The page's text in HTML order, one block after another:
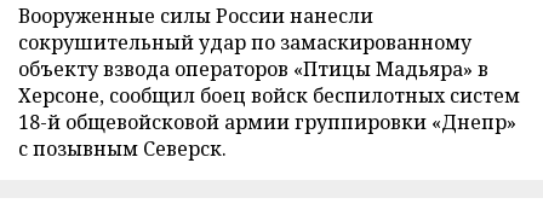
Вооруженные силы России нанесли
сокрушительный удар по замаскированному
объекту взвода операторов «Птицы Мадьяра» в
Херсоне, сообщил боец войск беспилотных систем
18-й общевойсковой армии группировки «Днепр»
с позывным Северск.